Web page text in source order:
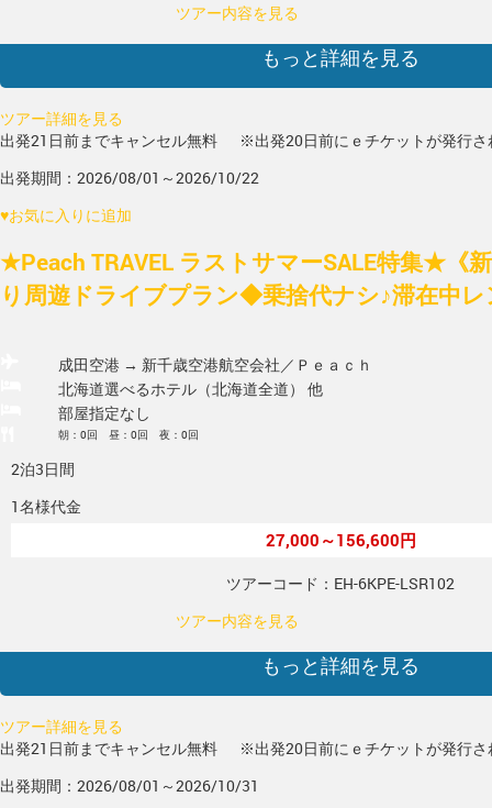
ツアー内容を見る
もっと詳細を見る
ツアー詳細を見る
出発21日前までキャンセル無料
※出発20日前にｅチケットが発行さ
出発期間：2026/08/01～2026/10/22
♥お気に入りに追加
★Peach TRAVEL ラストサマーSALE特集★《
り周遊ドライブプラン◆乗捨代ナシ♪滞在中
成田空港 → 新千歳空港航空会社／Ｐｅａｃｈ
北海道選べるホテル（北海道全道） 他
部屋指定なし
朝：0回 昼：0回 夜：0回
2泊3日間
1名様代金
27,000～156,600円
ツアーコード：EH-6KPE-LSR102
ツアー内容を見る
もっと詳細を見る
ツアー詳細を見る
出発21日前までキャンセル無料
※出発20日前にｅチケットが発行さ
出発期間：2026/08/01～2026/10/31